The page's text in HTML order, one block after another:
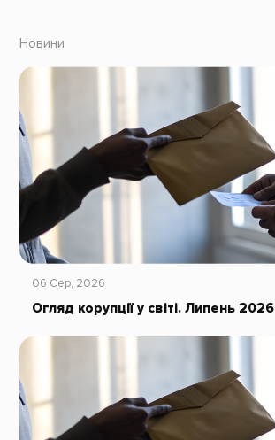
Новини
06 Сер, 2026
Огляд корупції у світі. Липень 2026